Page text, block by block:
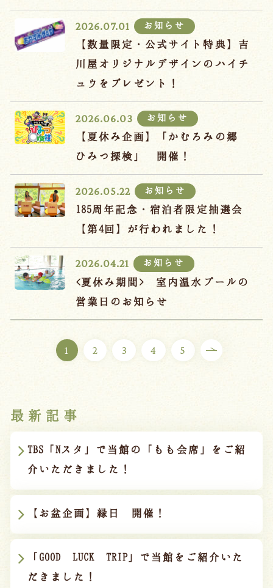
2026.07.01 お知らせ
【数量限定・公式サイト特典】吉
川屋オリジナルデザインのハイチ
ュウをプレゼント！
2026.06.03 お知らせ
【夏休み企画】「かむろみの郷
ひみつ探検」 開催！
2026.05.22 お知らせ
185周年記念・宿泊者限定抽選会
【第4回】が行われました！
2026.04.21 お知らせ
<夏休み期間> 室内温水プールの
営業日のお知らせ
1 2 3 4 5
最新記事
TBS「Nスタ」で当館の「もも会席」をご紹
介いただきました！
【お盆企画】縁日 開催！
「GOOD LUCK TRIP」で当館をご紹介いた
だきました！